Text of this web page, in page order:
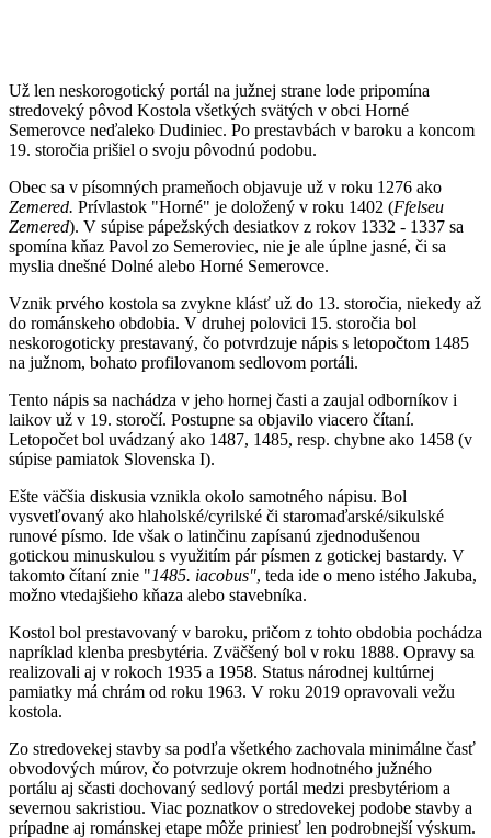
Už len neskorogotický portál na južnej strane lode pripomína
stredoveký pôvod Kostola všetkých svätých v obci Horné
Semerovce neďaleko Dudiniec. Po prestavbách v baroku a koncom
19. storočia prišiel o svoju pôvodnú podobu.
Obec sa v písomných prameňoch objavuje už v roku 1276 ako
Zemered. Prívlastok "Horné" je doložený v roku 1402 (Ffelseu
Zemered). V súpise pápežských desiatkov z rokov 1332 - 1337 sa
spomína kňaz Pavol zo Semeroviec, nie je ale úplne jasné, či sa
myslia dnešné Dolné alebo Horné Semerovce.
Vznik prvého kostola sa zvykne klásť už do 13. storočia, niekedy až
do románskeho obdobia. V druhej polovici 15. storočia bol
neskorogoticky prestavaný, čo potvrdzuje nápis s letopočtom 1485
na južnom, bohato profilovanom sedlovom portáli.
Tento nápis sa nachádza v jeho hornej časti a zaujal odborníkov i
laikov už v 19. storočí. Postupne sa objavilo viacero čítaní.
Letopočet bol uvádzaný ako 1487, 1485, resp. chybne ako 1458 (v
súpise pamiatok Slovenska I).
Ešte väčšia diskusia vznikla okolo samotného nápisu. Bol
vysvetľovaný ako hlaholské/cyrilské či staromaďarské/sikulské
runové písmo. Ide však o latinčinu zapísanú zjednodušenou
gotickou minuskulou s využitím pár písmen z gotickej bastardy. V
takomto čítaní znie "1485. iacobus", teda ide o meno istého Jakuba,
možno vtedajšieho kňaza alebo stavebníka.
Kostol bol prestavovaný v baroku, pričom z tohto obdobia pochádza
napríklad klenba presbytéria. Zväčšený bol v roku 1888. Opravy sa
realizovali aj v rokoch 1935 a 1958. Status národnej kultúrnej
pamiatky má chrám od roku 1963. V roku 2019 opravovali vežu
kostola.
Zo stredovekej stavby sa podľa všetkého zachovala minimálne časť
obvodových múrov, čo potvrzuje okrem hodnotného južného
portálu aj sčasti dochovaný sedlový portál medzi presbytériom a
severnou sakristiou. Viac poznatkov o stredovekej podobe stavby a
prípadne aj románskej etape môže priniesť len podrobnejší výskum.